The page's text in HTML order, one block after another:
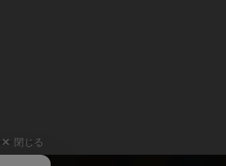
ードゲーム
閉じる